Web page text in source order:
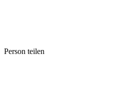
Person teilen